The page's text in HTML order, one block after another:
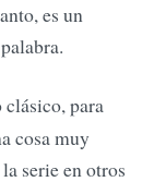
es un
clásico, para
cosa muy
serie en otros